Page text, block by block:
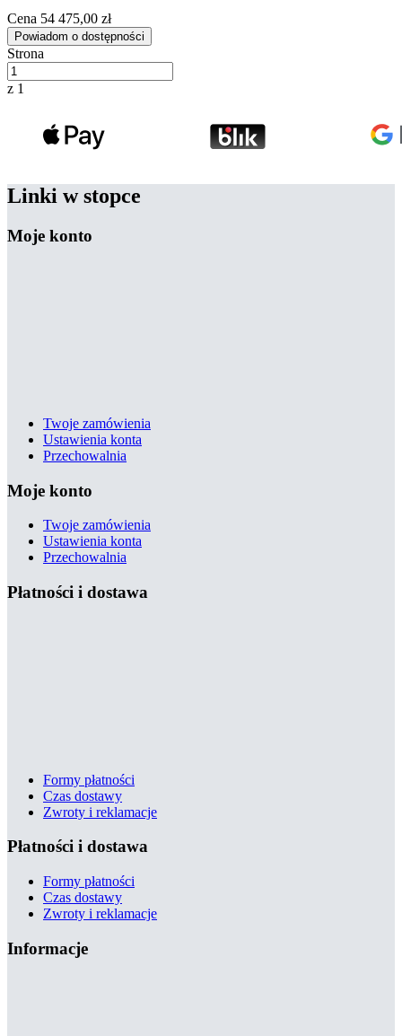
Cena 54 475,00 zł
Powiadom o dostępności
Strona
z 1
Linki w stopce
Moje konto
Twoje zamówienia
Ustawienia konta
Przechowalnia
Moje konto
Twoje zamówienia
Ustawienia konta
Przechowalnia
Płatności i dostawa
Formy płatności
Czas dostawy
Zwroty i reklamacje
Płatności i dostawa
Formy płatności
Czas dostawy
Zwroty i reklamacje
Informacje